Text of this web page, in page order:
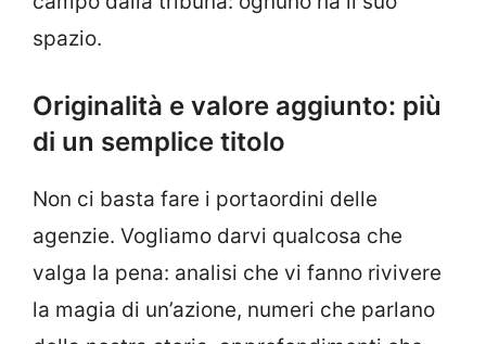
spazio.
Originalità e valore aggiunto: più
di un semplice titolo
Non ci basta fare i portaordini delle
agenzie. Vogliamo darvi qualcosa che
valga la pena: analisi che vi fanno rivivere
la magia di un’azione, numeri che parlano